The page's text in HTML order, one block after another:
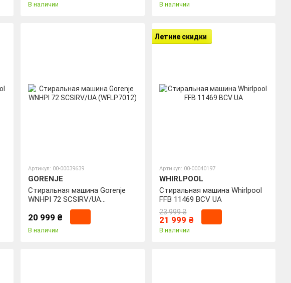
В наличии В наличии
Артикул: 00-00039639
GORENJE
Стиральная машина Gorenje
WNHPI 72 SCSIRV/UA
20 999 ₴
В наличии
Летние скидки
Артикул: 00-00040197
WHIRLPOOL
Стиральная машина Whirlpool
FFB 11469 BCV UA
23 999 ₴
21 999 ₴
В наличии